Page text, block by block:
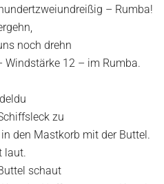
– Rumba!
noch drehn
Windstärke 12 – im Rumba.
zu
den Mastkorb mit der Buttel.
laut.
schaut